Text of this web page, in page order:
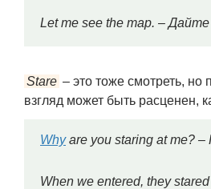
Let me see the map. –
Stare – это тоже смотреть, но
взгляд может быть расценен,
Whyare you staring at me?
When we entered, they